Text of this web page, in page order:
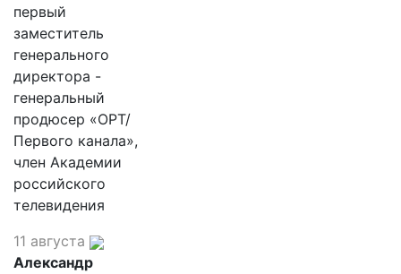
первый
заместитель
генерального
директора -
генеральный
продюсер «ОРТ/
Первого канала»,
член Академии
российского
телевидения
11 августа
Александр